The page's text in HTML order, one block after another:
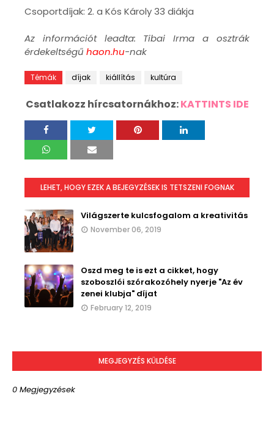
Csoportdíjak: 2. a Kós Károly 33 diákja
Az információt leadta: Tibai Irma a osztrák
érdekeltségű haon.hu-nak
Témák díjak kiállítás kultúra
Csatlakozz hírcsatornákhoz:KATTINTS IDE
LEHET, HOGY EZEK A BEJEGYZÉSEK IS TETSZENI FOGNAK
Világszerte kulcsfogalom a kreativitás
November 06, 2019
Oszd meg te is ezt a cikket, hogy
szoboszlói szórakozóhely nyerje "Az év
zenei klubja" díjat
February 12, 2019
MEGJEGYZÉS KÜLDÉSE
0 Megjegyzések